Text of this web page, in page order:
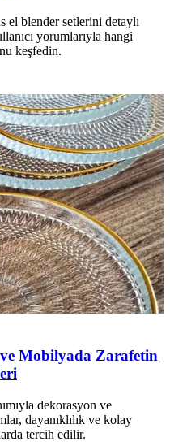
blender setlerini detaylı
yorumlarıyla hangi
keşfedin.
Mobilyada Zarafetin
dekorasyon ve
dayanıklılık ve kolay
tercih edilir.